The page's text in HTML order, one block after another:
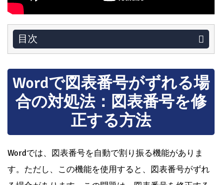
目次
Wordで図表番号がずれる場
合の対処法：図表番号を修
正する方法
Wordでは、図表番号を自動で割り振る機能がありま
す。ただし、この機能を使用すると、図表番号がずれ